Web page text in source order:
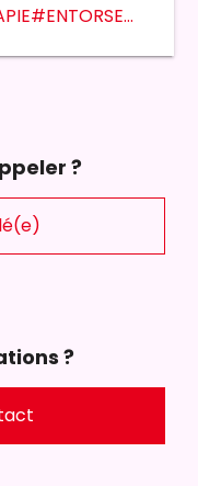
ISOCINETIQUE#TECARTHERAPIE#ENTORSE#EXTERNE#CHEVILLE
?
?